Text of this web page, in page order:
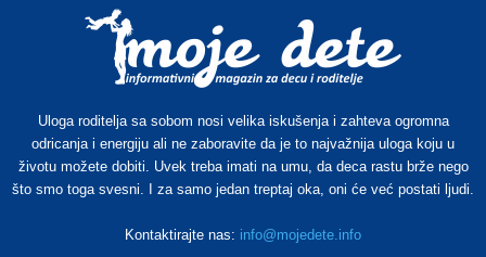
Uloga roditelja sa sobom nosi velika iskušenja i zahteva ogromna
odricanja i energiju ali ne zaboravite da je to najvažnija uloga koju u
životu možete dobiti. Uvek treba imati na umu, da deca rastu brže nego
što smo toga svesni. I za samo jedan treptaj oka, oni će već postati ljudi.
Kontaktirajte nas: info@mojedete.info